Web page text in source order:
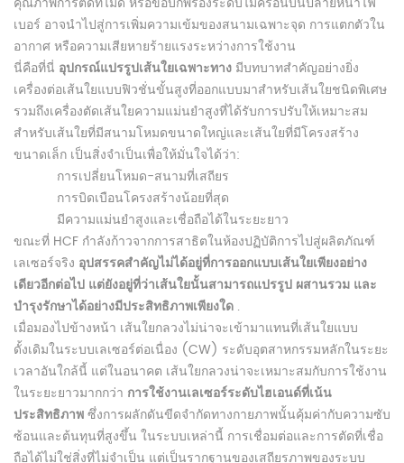
เบอร์ อาจนำไปสู่การเพิ่มความเข้มของสนามเฉพาะจุด การแตกตัวใน
อากาศ หรือความเสียหายร้ายแรงระหว่างการใช้งาน
นี่คือที่นี่ อุปกรณ์แปรรูปเส้นใยเฉพาะทาง มีบทบาทสำคัญอย่างยิ่ง
เครื่องต่อเส้นใยแบบฟิวชั่นขั้นสูงที่ออกแบบมาสำหรับเส้นใยชนิดพิเศษ
รวมถึงเครื่องตัดเส้นใยความแม่นยำสูงที่ได้รับการปรับให้เหมาะสม
สำหรับเส้นใยที่มีสนามโหมดขนาดใหญ่และเส้นใยที่มีโครงสร้าง
ขนาดเล็ก เป็นสิ่งจำเป็นเพื่อให้มั่นใจได้ว่า:
การเปลี่ยนโหมด-สนามที่เสถียร
การบิดเบือนโครงสร้างน้อยที่สุด
มีความแม่นยำสูงและเชื่อถือได้ในระยะยาว
ขณะที่ HCF กำลังก้าวจากการสาธิตในห้องปฏิบัติการไปสู่ผลิตภัณฑ์
เลเซอร์จริง อุปสรรคสำคัญไม่ได้อยู่ที่การออกแบบเส้นใยเพียงอย่าง
เดียวอีกต่อไป แต่ยังอยู่ที่ว่าเส้นใยนั้นสามารถแปรรูป ผสานรวม และ
บำรุงรักษาได้อย่างมีประสิทธิภาพเพียงใด .
เมื่อมองไปข้างหน้า เส้นใยกลวงไม่น่าจะเข้ามาแทนที่เส้นใยแบบ
ดั้งเดิมในระบบเลเซอร์ต่อเนื่อง (CW) ระดับอุตสาหกรรมหลักในระยะ
เวลาอันใกล้นี้ แต่ในอนาคต เส้นใยกลวงน่าจะเหมาะสมกับการใช้งาน
ในระยะยาวมากกว่า การใช้งานเลเซอร์ระดับไฮเอนด์ที่เน้น
ประสิทธิภาพซึ่งการผลักดันขีดจำกัดทางกายภาพนั้นคุ้มค่ากับความซับ
ซ้อนและต้นทุนที่สูงขึ้น ในระบบเหล่านี้ การเชื่อมต่อและการตัดที่เชื่อ
ถือได้ไม่ใช่สิ่งที่ไม่จำเป็น แต่เป็นรากฐานของเสถียรภาพของระบบ